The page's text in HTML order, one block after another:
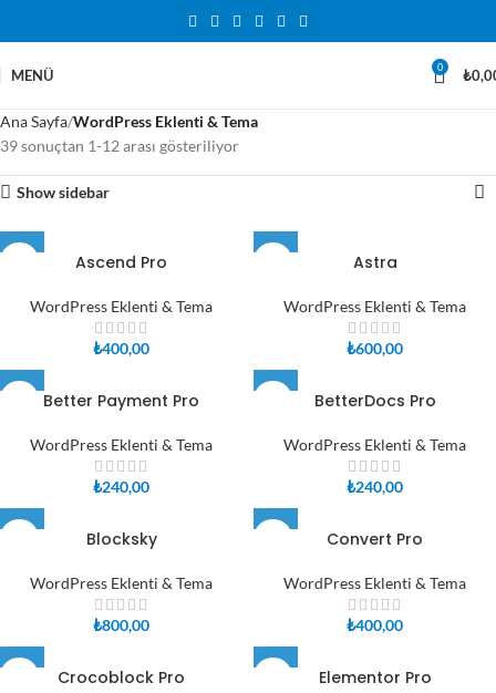
MENÜ 0 ₺
Ana Sayfa WordPress Eklenti & Tema
39 sonuçtan 1-12 arası gösteriliyor
Show sidebar
Ascend Pro
WordPress Eklenti & Tema
₺400,00
Astra
WordPress Eklenti & Tema
₺600,00
Better Payment Pro
WordPress Eklenti & Tema
₺240,00
BetterDocs Pro
WordPress Eklenti & Tema
₺240,00
Blocksky
WordPress Eklenti & Tema
₺800,00
Convert Pro
WordPress Eklenti & Tema
₺400,00
Crocoblock Pro Elementor Pro